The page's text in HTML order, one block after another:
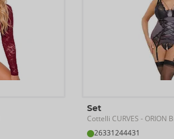
Set
Cottelli CURVES - ORION
26331244431